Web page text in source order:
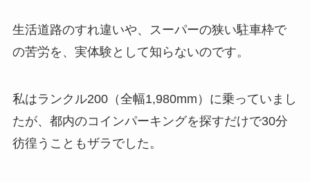
生活道路のすれ違いや、スーパーの狭い駐車枠で
の苦労を、実体験として知らないのです。
私はランクル200（全幅1,980mm）に乗っていまし
たが、都内のコインパーキングを探すだけで30分
彷徨うこともザラでした。